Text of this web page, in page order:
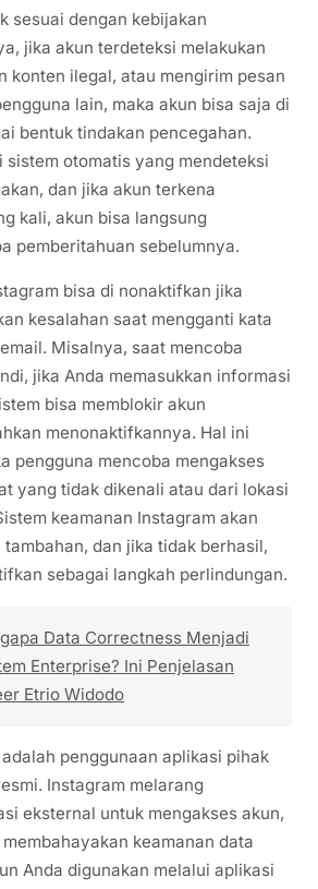
sesuai dengan kebijakan
jika akun terdeteksi melakukan
konten ilegal, atau mengirim pesan
lain, maka akun bisa saja di
bentuk tindakan pencegahan.
sistem otomatis yang mendeteksi
dan jika akun terkena
kali, akun bisa langsung
pemberitahuan sebelumnya.
bisa di nonaktifkan jika
kesalahan saat mengganti kata
Misalnya, saat mencoba
jika Anda memasukkan informasi
bisa memblokir akun
menonaktifkannya. Hal ini
pengguna mencoba mengakses
yang tidak dikenali atau dari lokasi
keamanan Instagram akan
dan jika tidak berhasil,
sebagai langkah perlindungan.
Data Correctness Menjadi
Enterprise? Ini Penjelasan
Etrio Widodo
penggunaan aplikasi pihak
Instagram melarang
eksternal untuk mengakses akun,
keamanan data
Anda digunakan melalui aplikasi